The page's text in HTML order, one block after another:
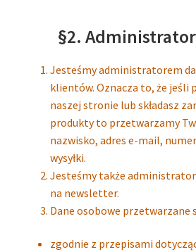
§2.
Jesteśmy administratorem
klientów. Oznacza to, że jeśli
naszej stronie lub składasz
produkty to przetwarzamy
nazwisko, adres e-mail,
wysyłki.
Jesteśmy także
na newsletter.
Dane osobowe przetwarzane
zgodnie z przepisami